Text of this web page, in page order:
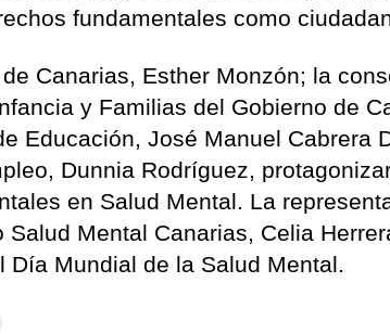
fundamentales como
Canarias, Esther Monzón; la
y Familias del Gobierno de
Educación, José Manuel Cabrera
Dunnia Rodríguez,
en Salud Mental. La
Mental Canarias, Celia
Mundial de la Salud Mental.